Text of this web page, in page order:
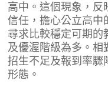
高中。這個現象，反
信任，擔心公立高中
尋求比較穩定可期的
及優渥階級為多。
招生不足及報到率驟
形態。